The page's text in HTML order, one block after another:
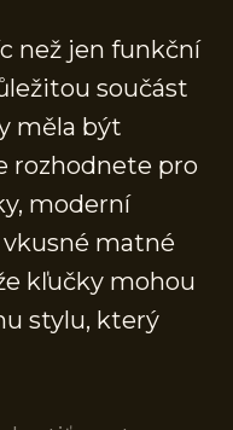
než jen funkční
součást
měla být
rozhodnete pro
moderní
matné
kľučky mohou
stylu, který